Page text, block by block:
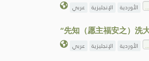
عربي الإنجليزية الأوردية
“先知（愿主福安之）洗
عربي الإنجليزية الأوردية